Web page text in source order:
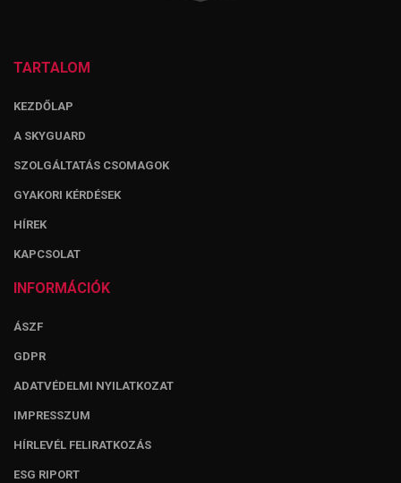
TARTALOM
KEZDŐLAP
A SKYGUARD
SZOLGÁLTATÁS CSOMAGOK
GYAKORI KÉRDÉSEK
HÍREK
KAPCSOLAT
INFORMÁCIÓK
ÁSZF
GDPR
ADATVÉDELMI NYILATKOZAT
IMPRESSZUM
HÍRLEVÉL FELIRATKOZÁS
ESG RIPORT